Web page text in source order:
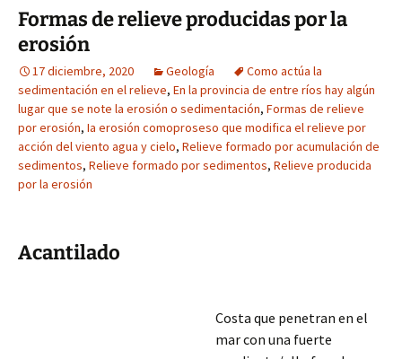
Formas de relieve producidas por la
erosión
17 diciembre, 2020 Geología
Como actúa la
sedimentación en el relieve, En la provincia de entre ríos hay algún
lugar que se note la erosión o sedimentación, Formas de relieve
por erosión, Ia erosión comoproseso que modifica el relieve por
acción del viento agua y cielo, Relieve formado por acumulación de
sedimentos, Relieve formado por sedimentos, Relieve producida
por la erosión
Acantilado
Costa que penetran en el
mar con una fuerte